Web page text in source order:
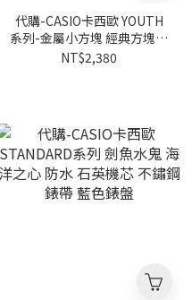
代購-CASIO卡西歐 YOUTH
系列-金屬小方塊 經典方塊復
古小銀塊液晶顯示 石英機芯
NT$2,380